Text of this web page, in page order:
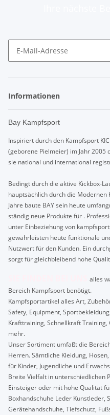
Informationen
Bay Kampfsport
Inspiriert durch den Kampfsport
(geborene Pielmeier) im Jahr 2005
sie national und international
Bedingt durch die aktive Kickbox-
hauptsächlich durch die
Jahre baute BAY sein heute
ständig neue Produkte für .
unter Einbeziehung von
gewährleisten heute funktionale
Nutzwert für den Kunden. Ein
sorgt für gleichbleibend hohe
alles
Bereich Kampfsport benötigt.
Kampfsportartikel alles Art,
Safety, Equipment,
Krafttraining, Schnellkraft Training,
mehr.
Unser Sortiment umfaßt die
Herren. Sämtliche Kleidung,
für Kinder, Jugendliche und
Breite Vielfalt in unterschiedlichen
Einsteiger oder mit hohe Qualität
Boxhandschuhe Leder Kunstleder,
Gerätehandschuhe, Tiefschutz,